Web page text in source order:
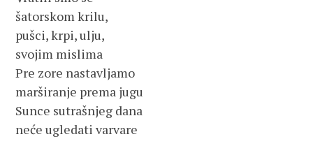
šatorskom krilu,
pušci, krpi, ulju,
svojim mislima
Pre zore nastavljamo
marširanje prema jugu
Sunce sutrašnjeg dana
neće ugledati varvare